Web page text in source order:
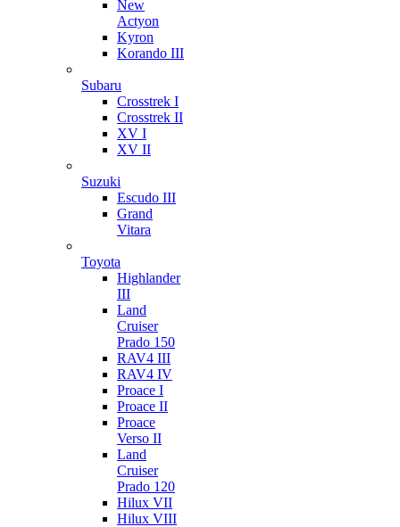
New
Actyon
Kyron
Korando III
Subaru
Crosstrek I
Crosstrek II
XV I
XV II
Suzuki
Escudo III
Grand
Vitara
Toyota
Highlander
III
Land
Cruiser
Prado 150
RAV4 III
RAV4 IV
Proace I
Proace II
Proace
Verso II
Land
Cruiser
Prado 120
Hilux VII
Hilux VIII